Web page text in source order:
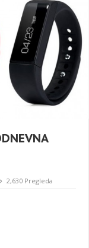
2,630 Pregleda